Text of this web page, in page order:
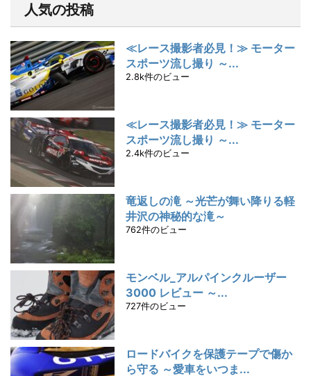
人気の投稿
≪レース撮影者必見！≫ モーター
スポーツ流し撮り ～...
2.8k件のビュー
≪レース撮影者必見！≫ モーター
スポーツ流し撮り ～...
2.4k件のビュー
竜返しの滝 ～光芒が舞い降りる軽
井沢の神秘的な滝～
762件のビュー
モンベル_アルパインクルーザー
3000 レビュー ～...
727件のビュー
ロードバイクを保護テープで傷か
ら守る ～愛車をいつま...